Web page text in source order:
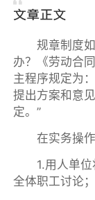
规章制度如
办？《劳动合
主程序规定为
提出方案和意
定。”
在实务操作
1.用人单位
全体职工讨论；